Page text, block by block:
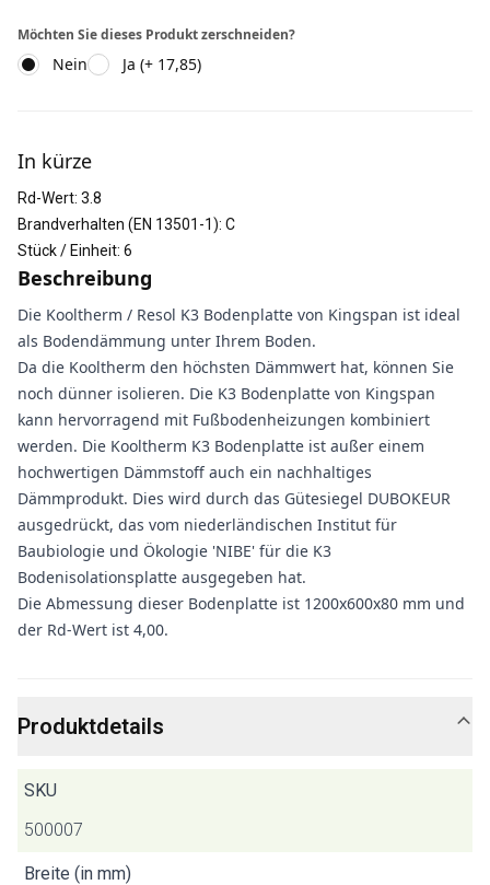
Möchten Sie dieses Produkt zerschneiden?
Nein Ja (+ 17,85)
In kürze
Rd-Wert: 3.8
Brandverhalten (EN 13501-1): C
Stück / Einheit: 6
Beschreibung
Die Kooltherm / Resol K3 Bodenplatte von Kingspan ist ideal
als Bodendämmung unter Ihrem Boden.
Da die Kooltherm den höchsten Dämmwert hat, können Sie
noch dünner isolieren. Die K3 Bodenplatte von Kingspan
kann hervorragend mit Fußbodenheizungen kombiniert
werden. Die Kooltherm K3 Bodenplatte ist außer einem
hochwertigen Dämmstoff auch ein nachhaltiges
Dämmprodukt. Dies wird durch das Gütesiegel DUBOKEUR
ausgedrückt, das vom niederländischen Institut für
Baubiologie und Ökologie 'NIBE' für die K3
Bodenisolationsplatte ausgegeben hat.
Die Abmessung dieser Bodenplatte ist 1200x600x80 mm und
der Rd-Wert ist 4,00.
Produktdetails
SKU
500007
Breite (in mm)